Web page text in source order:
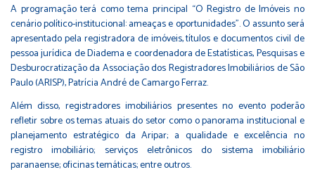
A programação terá como tema principal “O Registro de Imóveis no
cenário político-institucional: ameaças e oportunidades”. O assunto será
apresentado pela registradora de imóveis, títulos e documentos civil de
pessoa jurídica de Diadema e coordenadora de Estatísticas, Pesquisas e
Desburocratização da Associação dos Registradores Imobiliários de São
Paulo (ARISP), Patrícia André de Camargo Ferraz.
Além disso, registradores imobiliários presentes no evento poderão
refletir sobre os temas atuais do setor como o panorama institucional e
planejamento estratégico da Aripar; a qualidade e excelência no
registro imobiliário; serviços eletrônicos do sistema imobiliário
paranaense; oficinas temáticas; entre outros.